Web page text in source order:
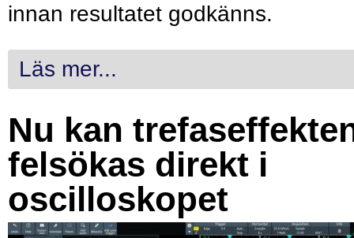
innan resultatet godkänns.
Läs mer...
Nu kan
felsökas direkt i
oscilloskopet